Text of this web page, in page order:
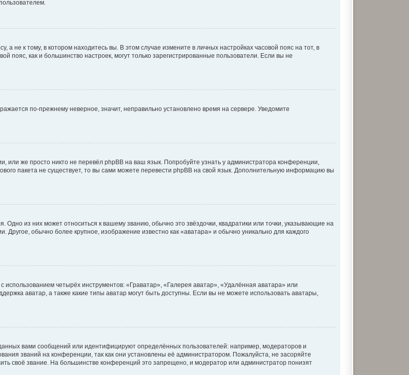
а не к тому, в котором находитесь вы. В этом случае измените в личных настройках часовой пояс на тот, в
пояс, как и большинство настроек, могут только зарегистрированные пользователи. Если вы не
по-прежнему неверное, значит, неправильно установлено время на сервере. Уведомите
или же просто никто не перевёл phpBB на ваш язык. Попробуйте узнать у администратора конференции,
пакета не существует, то вы сами можете перевести phpBB на свой язык. Дополнительную информацию вы
Одно из них может относиться к вашему званию, обычно это звёздочки, квадратики или точки, указывающие на
Другое, обычно более крупное, изображение известно как «аватара» и обычно уникально для каждого
четырёх инструментов: «Граватар», «Галерея аватар», «Удалённая аватара» или
аватар, а также какие типы аватар могут быть доступны. Если вы не можете использовать аватары,
вами сообщений или идентифицируют определённых пользователей: например, модераторов и
званий на конференции, так как они установлены её администратором. Пожалуйста, не засоряйте
своё звание. На большинстве конференций это запрещено, и модератор или администратор понизят